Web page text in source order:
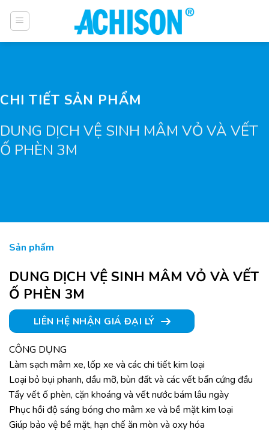
CHI TIẾT SẢN PHẨM
DUNG DỊCH VỆ SINH MÂM VỎ VÀ VẾT
Ố PHÈN 3M
Sản phẩm
DUNG DỊCH VỆ SINH MÂM VỎ VÀ VẾT
Ố PHÈN 3M
LIÊN HỆ NHẬN GIÁ ĐẠI LÝ
CÔNG DỤNG
Làm sạch mâm xe, lốp xe và các chi tiết kim loại
Loại bỏ bụi phanh, dầu mỡ, bùn đất và các vết bẩn cứng đầu
Tẩy vết ố phèn, cặn khoáng và vết nước bám lâu ngày
Phục hồi độ sáng bóng cho mâm xe và bề mặt kim loại
Giúp bảo vệ bề mặt, hạn chế ăn mòn và oxy hóa